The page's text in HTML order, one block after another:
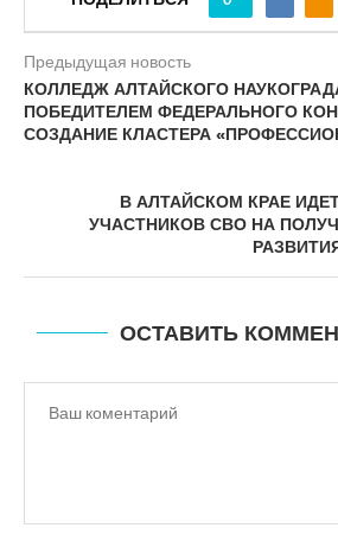
Предыдущая новость
КОЛЛЕДЖ АЛТАЙСКОГО
ПОБЕДИТЕЛЕМ ФЕДЕРАЛЬНОГО
СОЗДАНИЕ КЛАСТЕРА
В АЛТАЙСКОМ КРАЕ
УЧАСТНИКОВ СВО НА
ОСТАВИТЬ